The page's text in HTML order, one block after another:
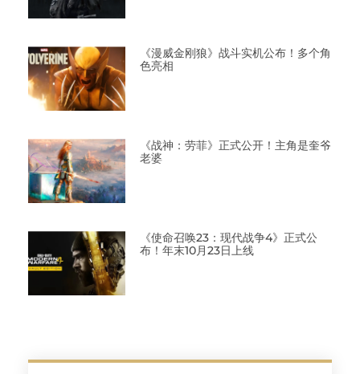
《漫威金刚狼》战斗实机公布！多个角
色亮相
《战神：劳菲》正式公开！主角是奎爷
老婆
《使命召唤23：现代战争4》正式公
布！年末10月23日上线